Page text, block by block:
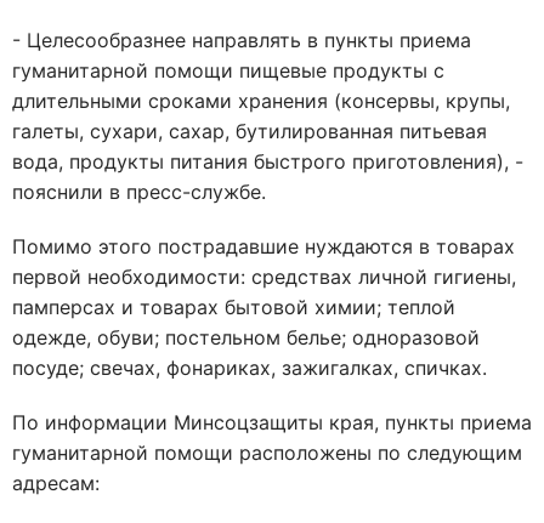
- Целесообразнее направлять в пункты приема
гуманитарной помощи пищевые продукты с
длительными сроками хранения (консервы, крупы,
галеты, сухари, сахар, бутилированная питьевая
вода, продукты питания быстрого приготовления), -
пояснили в пресс-службе.
Помимо этого пострадавшие нуждаются в товарах
первой необходимости: средствах личной гигиены,
памперсах и товарах бытовой химии; теплой
одежде, обуви; постельном белье; одноразовой
посуде; свечах, фонариках, зажигалках, спичках.
По информации Минсоцзащиты края, пункты приема
гуманитарной помощи расположены по следующим
адресам: